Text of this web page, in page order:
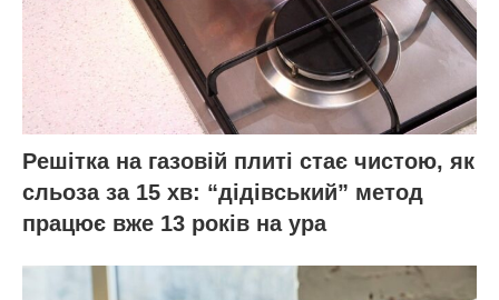
Решітка на газовій плиті стає чистою, як
сльоза за 15 хв: “дідівський” метод
працює вже 13 років на ура